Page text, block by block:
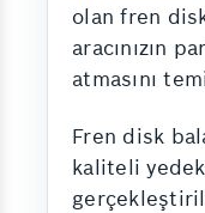
olan fren
aracınızın
atmasını
Fren disk
kaliteli